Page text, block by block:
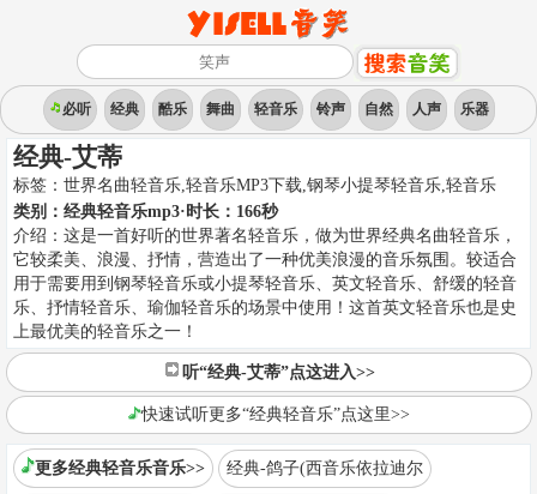
必听 经典 酷乐 舞曲 轻音乐 铃声 自然 人声 乐器
经典-艾蒂
标签： 世界名曲轻音乐,轻音乐MP3下载,钢琴小提琴轻音乐,轻音乐
类别： 经典轻音乐mp3·时长： 166秒
介绍： 这是一首好听的世界著名轻音乐，做为世界经典名曲轻音乐，
它较柔美、浪漫、抒情，营造出了一种优美浪漫的音乐氛围。较适合
用于需要用到钢琴轻音乐或小提琴轻音乐、英文轻音乐、舒缓的轻音
乐、抒情轻音乐、瑜伽轻音乐的场景中使用！这首英文轻音乐也是史
上最优美的轻音乐之一！
听“经典-艾蒂”点这进入>>
快速试听更多“经典轻音乐”点这里>>
更多经典轻音乐音乐>> 经典-鸽子(西音乐依拉迪尔